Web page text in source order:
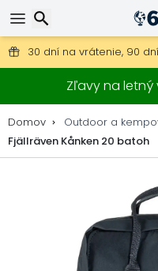
Poštovné zdarma na
30 dní na vrátenie, 90
Najlepšie ceny na
Zľavy na letný
Domov Outdoor a
Fjällräven Kånken 20 batoh
Hľadať